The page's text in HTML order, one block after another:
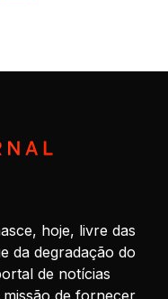
hoje, livre das
da degradação do
de notícias